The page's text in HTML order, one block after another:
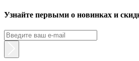
Узнайте первыми о новинках и